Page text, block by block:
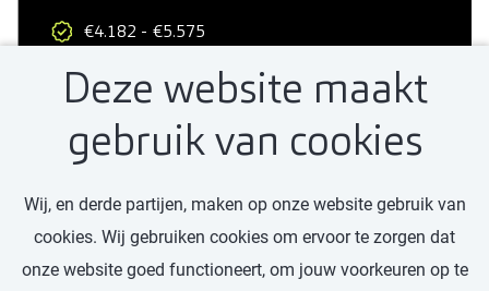
Deze website maakt
gebruik van cookies
Wij, en derde partijen, maken op onze website gebruik van
cookies. Wij gebruiken cookies om ervoor te zorgen dat
onze website goed functioneert, om jouw voorkeuren op te
€4.182 - €5.575
Professional
32 - 40 uur
Bekijk vacature